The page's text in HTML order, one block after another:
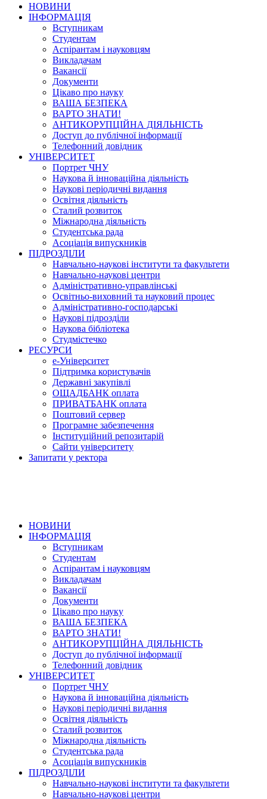
НОВИНИ
ІНФОРМАЦІЯ
Вступникам
Студентам
Аспірантам і науковцям
Викладачам
Вакансії
Документи
Цікаво про науку
ВАША БЕЗПЕКА
ВАРТО ЗНАТИ!
АНТИКОРУПЦІЙНА ДІЯЛЬНІСТЬ
Доступ до публічної інформації
Телефонний довідник
УНІВЕРСИТЕТ
Портрет ЧНУ
Наукова й інноваційна діяльність
Наукові періодичні видання
Освітня діяльність
Сталий розвиток
Міжнародна діяльність
Студентська рада
Асоціація випускників
ПІДРОЗДІЛИ
Навчально-наукові інститути та факультети
Навчально-наукові центри
Адміністративно-управлінські
Освітньо-виховний та науковий процес
Адміністративно-господарські
Наукові підрозділи
Наукова бібліотека
Студмістечко
РЕСУРСИ
е-Університет
Підтримка користувачів
Державні закупівлі
ОЩАДБАНК оплата
ПРИВАТБАНК оплата
Поштовий сервер
Програмне забезпечення
Інституційний репозитарій
Сайти університету
Запитати у ректора
НОВИНИ
ІНФОРМАЦІЯ
Вступникам
Студентам
Аспірантам і науковцям
Викладачам
Вакансії
Документи
Цікаво про науку
ВАША БЕЗПЕКА
ВАРТО ЗНАТИ!
АНТИКОРУПЦІЙНА ДІЯЛЬНІСТЬ
Доступ до публічної інформації
Телефонний довідник
УНІВЕРСИТЕТ
Портрет ЧНУ
Наукова й інноваційна діяльність
Наукові періодичні видання
Освітня діяльність
Сталий розвиток
Міжнародна діяльність
Студентська рада
Асоціація випускників
ПІДРОЗДІЛИ
Навчально-наукові інститути та факультети
Навчально-наукові центри